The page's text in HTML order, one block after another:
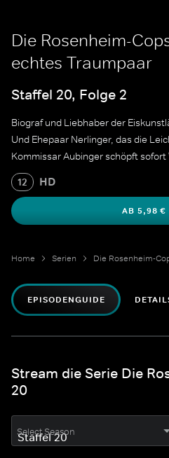
Die Rosenheim-
echtes Traumpaar
Staffel 20, Folge 2
Biograf und Liebhaber der
Und Ehepaar Nerlinger, das die
Kommissar Aubinger schöpft sofort
12 HD
AB 5,98 €
Home Serien Die Rosenheim-
EPISODENGUIDE
Stream die Serie Die
20
Select Season